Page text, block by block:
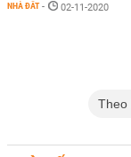
NHÀ ĐẤT - 02-11-2020
Theo